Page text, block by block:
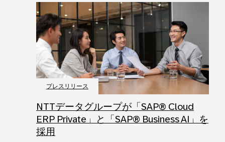
プレスリリース
NTTデータグループが「SAP® Cloud
ERP Private」と「SAP® Business AI」を
採用